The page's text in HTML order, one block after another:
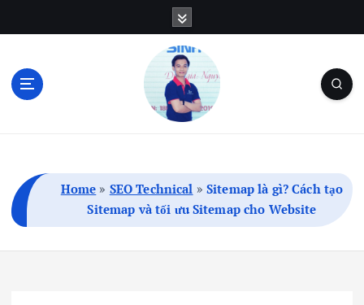
Home » SEO Technical »Sitemap là gì? Cách tạo
Sitemap và tối ưu Sitemap cho Website